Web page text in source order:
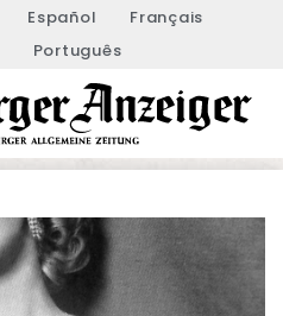
Español
Français
Português